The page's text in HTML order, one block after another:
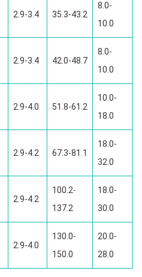
2.9-3.4 35.3-43.2
8.0-
10.0
2.9-3.4 42.0-48.7
8.0-
10.0
2.9-4.0 51.8-61.2
10.0-
18.0
2.9-4.2 67.3-81.1
18.0-
32.0
2.9-4.2
100.2-
137.2
18.0-
30.0
2.9-4.0
130.0-
150.0
20.0-
28.0